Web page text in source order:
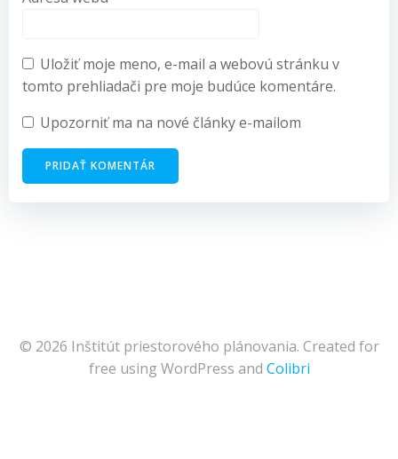
Uložiť moje meno, e-mail a webovú stránku v
tomto prehliadači pre moje budúce komentáre.
Upozorniť ma na nové články e-mailom
© 2026 Inštitút priestorového plánovania. Created for
free using WordPress and Colibri